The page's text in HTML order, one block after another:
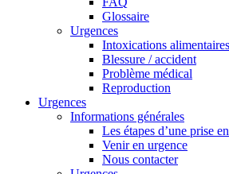
Glossaire
Urgences
Intoxications alimentaires
Blessure / accident
Problème médical
Reproduction
Urgences
Informations générales
Les étapes d’une prise
Venir en urgence
Nous contacter